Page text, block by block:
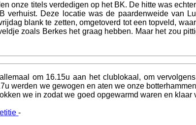
onze titels verdedigen op het BK. De hitte was
verhuist. Deze locatie was de paardenweide van
blank te zetten, omgetoverd tot een topveld,
zoals Berkes het graag hebben. Maar het zou
om 16.15u aan het clublokaal, om
werden we gewogen en aten we onze
we in zodat we goed opgewarmd waren en klaar
-